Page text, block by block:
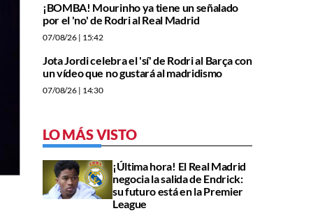
¡BOMBA! Mourinho ya tiene un señalado
por el 'no' de Rodri al Real Madrid
07/08/26 | 15:42
Jota Jordi celebra el 'sí' de Rodri al Barça con
un vídeo que no gustará al madridismo
07/08/26 | 14:30
LO MÁS VISTO
¡Última hora! El Real Madrid
negocia la salida de Endrick:
su futuro está en la Premier
League